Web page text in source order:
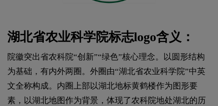
湖北省农业科学院标志logo含义：
院徽突出省农科院“创新”“绿色”核心理念。以圆形结构
为基础，有内外两圈。外圈由“湖北省农业科学院”中英
文全称构成。内圈上部以湖北地标黄鹤楼作为图形要
素，以湖北地图作为背景，体现了农科院地处湖北的历